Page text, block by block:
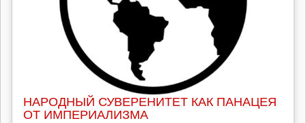
НАРОДНЫЙ СУВЕРЕНИТЕТ КАК ПАНАЦЕЯ
ОТ ИМПЕРИАЛИЗМА